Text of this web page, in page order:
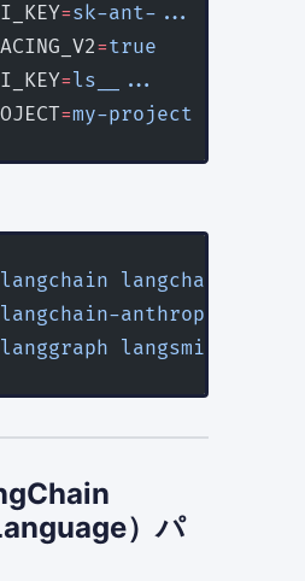
=sk-ant-...
=true
=ls__...
=my-project
langchain langchain-
langchain-anthropic
langgraph langsmith
）パ